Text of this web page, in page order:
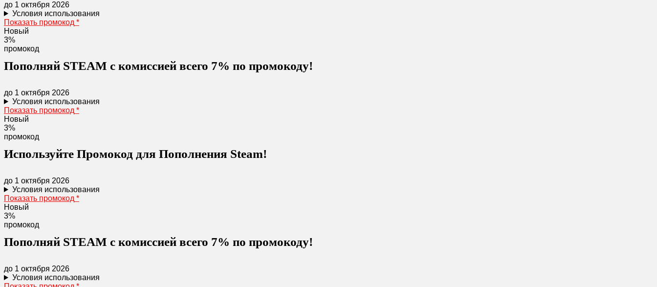
до 1 октября 2026
Условия использования
Показать промокод *
Новый
3%
промокод
Пополняй STEAM с комиссией всего 7% по промокоду!
до 1 октября 2026
Условия использования
Показать промокод *
Новый
3%
промокод
Используйте Промокод для Пополнения Steam!
до 1 октября 2026
Условия использования
Показать промокод *
Новый
3%
промокод
Пополняй STEAM с комиссией всего 7% по промокоду!
до 1 октября 2026
Условия использования